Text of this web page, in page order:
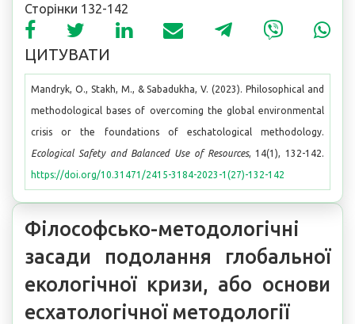
Філософсько-методологічні
засади подолання глобальної
екологічної кризи, або основи
есхатологічної методології
Сторінки 132-142
ЦИТУВАТИ
Mandryk, O., Stakh, M., & Sabadukha, V. (2023). Philosophical and
methodological bases of overcoming the global environmental
crisis or the foundations of eschatological methodology.
Ecological Safety and Balanced Use of Resources, 14(1), 132-142.
https://doi.org/10.31471/2415-3184-2023-1(27)-132-142